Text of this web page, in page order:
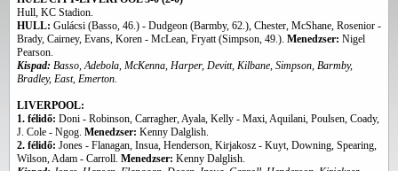
Hull, KC Stadion.
HULL: Gulácsi (Basso, 46.) - Dudgeon (Barmby, 62.), Chester, McShane, Rosenior -
Brady, Cairney, Evans, Koren - McLean, Fryatt (Simpson, 49.). Menedzser: Nigel
Pearson.
Kispad: Basso, Adebola, McKenna, Harper, Devitt, Kilbane, Simpson, Barmby,
Bradley, East, Emerton.
LIVERPOOL:
1. félidő: Doni - Robinson, Carragher, Ayala, Kelly - Maxi, Aquilani, Poulsen, Coady,
J. Cole - Ngog. Menedzser: Kenny Dalglish.
2. félidő: Jones - Flanagan, Insua, Henderson, Kirjakosz - Kuyt, Downing, Spearing,
Wilson, Adam - Carroll. Menedzser: Kenny Dalglish.